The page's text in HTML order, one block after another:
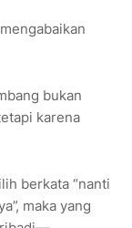
bukan
karena
berkata “nanti
maka yang